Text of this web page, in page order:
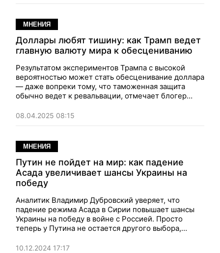
совершит какой-то невероятный технологический
МНЕНИЯ
Доллары любят тишину: как Трамп ведет
главную валюту мира к обесцениванию
Результатом экспериментов Трампа с высокой
вероятностью может стать обесценивание доллара
— даже вопреки тому, что таможенная защита
обычно ведет к ревальвации, отмечает блогер
стабильная валюта может превратиться в "фантики"
08.04.2025 08:15
МНЕНИЯ
Путин не пойдет на мир: как падение
Асада увеличивает шансы Украины на
победу
Аналитик Владимир Дубровский уверяет, что
падение режима Асада в Сирии повышает шансы
Украины на победу в войне с Россией. Просто
теперь у Путина не остается другого выбора,
что рано или поздно приведет его к поражению.
10.12.2024 17:17